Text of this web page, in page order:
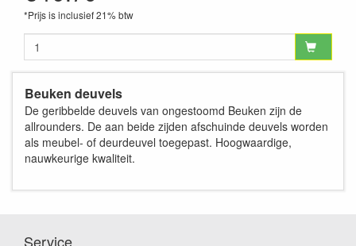
*Prijs is inclusief 21% btw
Beuken deuvels
De geribbelde deuvels van ongestoomd Beuken zijn de
allrounders. De aan beide zijden afschuinde deuvels worden
als meubel- of deurdeuvel toegepast. Hoogwaardige,
nauwkeurige kwaliteit.
Service